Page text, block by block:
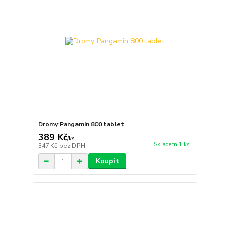
Dromy Pangamin 800 tablet
389 Kč/ks
347 Kč bez DPH Skladem 1 ks
Koupit